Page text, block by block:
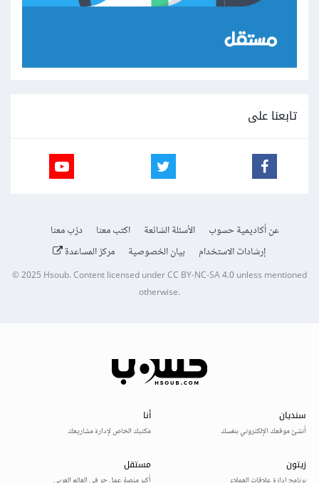
تابعنا على
عن أكاديمية حسوب الأسئلة الشائعة اكتب معنا
درّب معنا
إرشادات الاستخدام
بيان الخصوصية مركز المساعدة
© 2025Hsoub.Content licensed underCC BY-NC-SA 4.0unless mentioned
otherwise.